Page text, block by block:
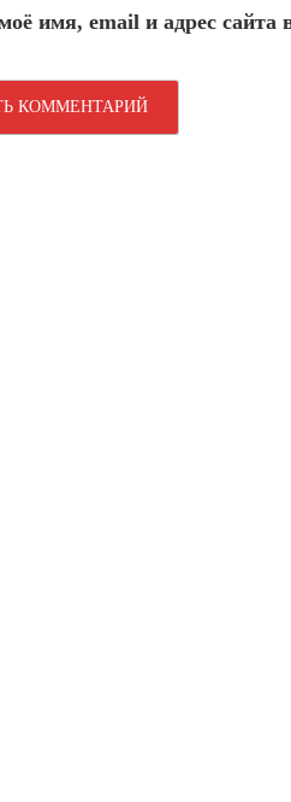
имя, email и адрес сайта